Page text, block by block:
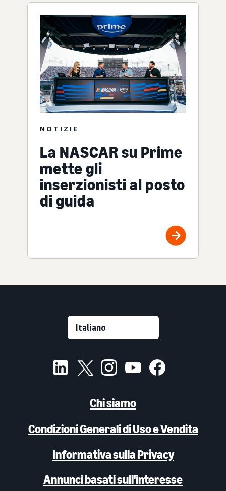
NOTIZIE
La NASCAR su Prime
mette gli
inserzionisti al posto
di guida
Chi siamo
Condizioni Generali di Uso e Vendita
Informativa sulla Privacy
Annunci basati sull'interesse